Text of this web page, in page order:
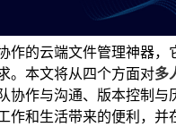
作的云端文件管理神器
。本文将从四个方面对多
协作与沟通、版本控制
作和生活带来的便利，并